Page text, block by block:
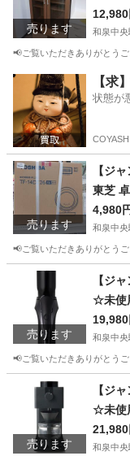
売ります
大津市
12,980
和泉中央
📢ご覧いただきありがとう
大阪 和泉市 和泉
【求
状態が
COYASH
売ります
【ジ
東芝
泉大津
4,980
和泉中央
📢ご覧いただきありがとう
大阪 和泉
売ります
【ジ
☆未使
TG
市 堺
19,980
和泉中央
📢ご覧いただきありがとう
和泉市 和泉
売ります
【ジ
☆未使
ー
市 泉
21,980
和泉中央